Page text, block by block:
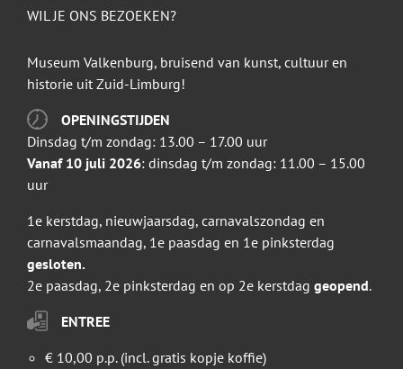
WIL JE ONS BEZOEKEN?
Museum Valkenburg, bruisend van kunst, cultuur en
historie uit Zuid-Limburg!
OPENINGSTIJDEN
Dinsdag t/m zondag: 13.00 – 17.00 uur
Vanaf 10 juli 2026: dinsdag t/m zondag: 11.00 – 15.00
uur
1e kerstdag, nieuwjaarsdag, carnavalszondag en
carnavalsmaandag, 1e paasdag en 1e pinksterdag
gesloten.
2e paasdag, 2e pinksterdag en op 2e kerstdag geopend.
ENTREE
€ 10,00 p.p. (incl. gratis kopje koffie)